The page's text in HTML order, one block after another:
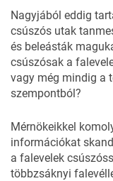
Nagyjából eddig
csúszós utak
és beleásták
csúszósak a
vagy még mindig a
szempontból?
Mérnökeikkel
információkat
a falevelek
többzsáknyi